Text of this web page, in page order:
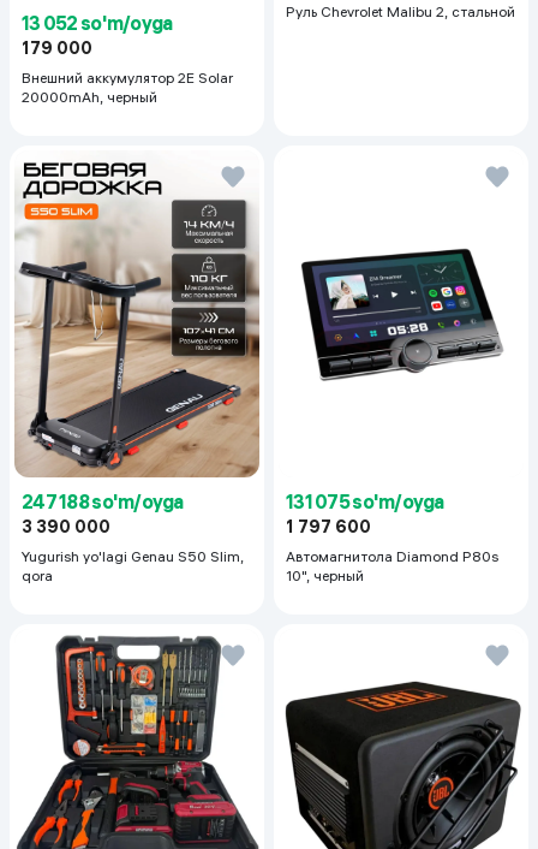
13 052 so'm/oyga
179 000
Внешний аккумулятор 2E Solar
20000mAh, черный
Руль Chevrolet Malibu 2, cтальной
247 188 so'm/oyga
3 390 000
Yugurish yo'lagi Genau S50 Slim,
qora
131 075 so'm/oyga
1 797 600
Автомагнитола Diamond P80s
10", черный